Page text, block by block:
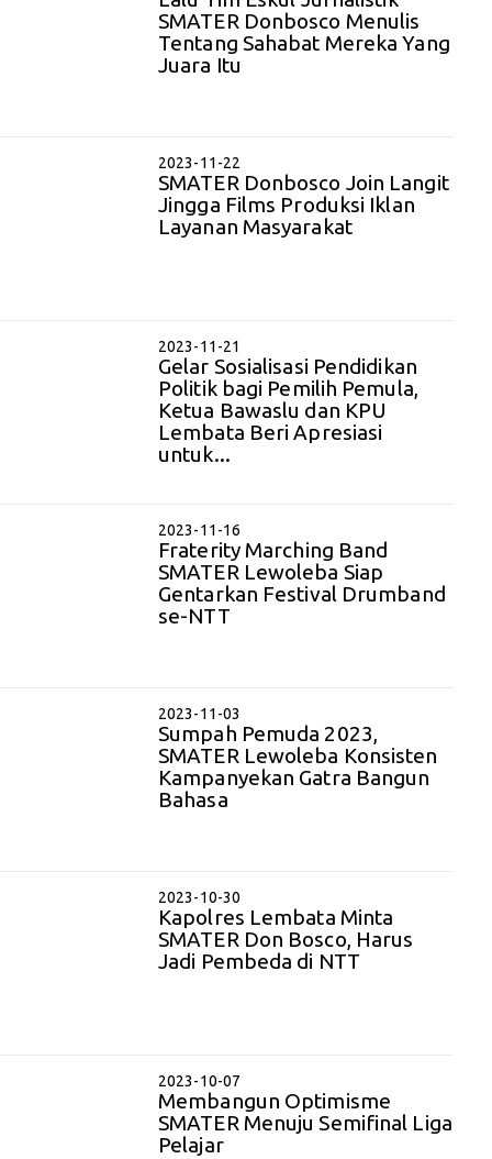
SMATER Donbosco Menulis
Tentang Sahabat Mereka Yang
Juara Itu
2023-11-22
SMATER Donbosco Join Langit
Jingga Films Produksi Iklan
Layanan Masyarakat
2023-11-21
Gelar Sosialisasi Pendidikan
Politik bagi Pemilih Pemula,
Ketua Bawaslu dan KPU
Lembata Beri Apresiasi
untuk...
2023-11-16
Fraterity Marching Band
SMATER Lewoleba Siap
Gentarkan Festival Drumband
se-NTT
2023-11-03
Sumpah Pemuda 2023,
SMATER Lewoleba Konsisten
Kampanyekan Gatra Bangun
Bahasa
2023-10-30
Kapolres Lembata Minta
SMATER Don Bosco, Harus
Jadi Pembeda di NTT
2023-10-07
Membangun Optimisme
SMATER Menuju Semifinal Liga
Pelajar